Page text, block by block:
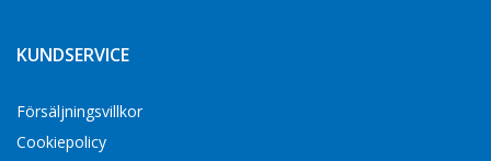
KUNDSERVICE
Försäljningsvillkor
Cookiepolicy